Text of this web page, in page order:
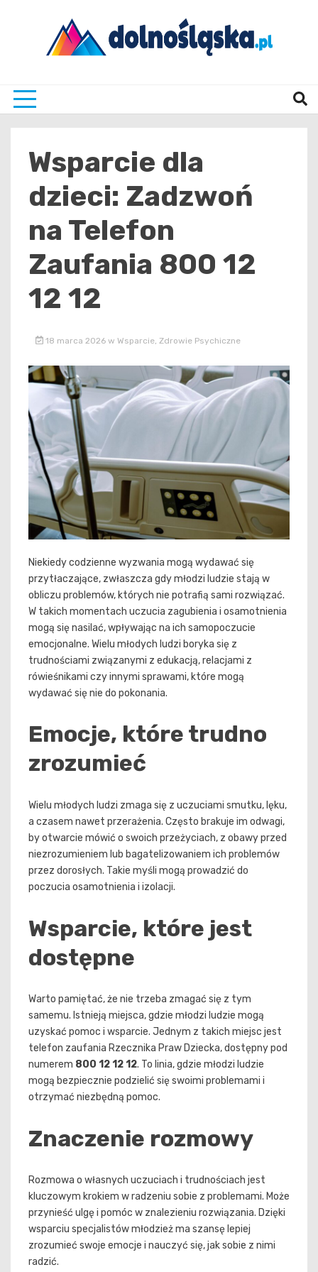
Wsparcie dla
dzieci: Zadzwoń
na Telefon
Zaufania 800 12
12 12
18 marca 2026 w Wsparcie, Zdrowie Psychiczne
Niekiedy codzienne wyzwania mogą wydawać się
przytłaczające, zwłaszcza gdy młodzi ludzie stają w
obliczu problemów, których nie potrafią sami rozwiązać.
W takich momentach uczucia zagubienia i osamotnienia
mogą się nasilać, wpływając na ich samopoczucie
emocjonalne. Wielu młodych ludzi boryka się z
trudnościami związanymi z edukacją, relacjami z
rówieśnikami czy innymi sprawami, które mogą
wydawać się nie do pokonania.
Emocje, które trudno
zrozumieć
Wielu młodych ludzi zmaga się z uczuciami smutku, lęku,
a czasem nawet przerażenia. Często brakuje im odwagi,
by otwarcie mówić o swoich przeżyciach, z obawy przed
niezrozumieniem lub bagatelizowaniem ich problemów
przez dorosłych. Takie myśli mogą prowadzić do
poczucia osamotnienia i izolacji.
Wsparcie, które jest
dostępne
Warto pamiętać, że nie trzeba zmagać się z tym
samemu. Istnieją miejsca, gdzie młodzi ludzie mogą
uzyskać pomoc i wsparcie. Jednym z takich miejsc jest
telefon zaufania Rzecznika Praw Dziecka, dostępny pod
numerem 800 12 12 12. To linia, gdzie młodzi ludzie
mogą bezpiecznie podzielić się swoimi problemami i
otrzymać niezbędną pomoc.
Znaczenie rozmowy
Rozmowa o własnych uczuciach i trudnościach jest
kluczowym krokiem w radzeniu sobie z problemami. Może
przynieść ulgę i pomóc w znalezieniu rozwiązania. Dzięki
wsparciu specjalistów młodzież ma szansę lepiej
zrozumieć swoje emocje i nauczyć się, jak sobie z nimi
radzić.